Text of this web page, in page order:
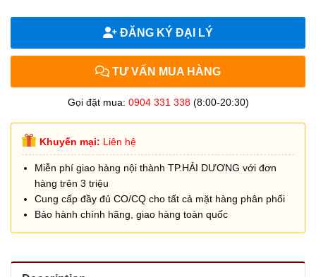
ĐĂNG KÝ ĐẠI LÝ
TƯ VẤN MUA HÀNG
Gọi đặt mua: 0904 331 338(8:00-20:30)
Khuyến mại: Liên hệ
Miễn phí giao hàng nội thành TP.HẢI DƯƠNG với đơn
hàng trên 3 triệu
Cung cấp đầy đủ CO/CQ cho tất cả mặt hàng phân phối
Bảo hành chính hãng, giao hàng toàn quốc